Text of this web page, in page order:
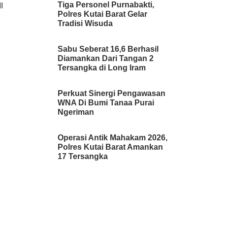
Tiga Personel Purnabakti,
Polres Kutai Barat Gelar
Tradisi Wisuda
Sabu Seberat 16,6 Berhasil
Diamankan Dari Tangan 2
Tersangka di Long Iram
Perkuat Sinergi Pengawasan
WNA Di Bumi Tanaa Purai
Ngeriman
Operasi Antik Mahakam 2026,
Polres Kutai Barat Amankan
17 Tersangka